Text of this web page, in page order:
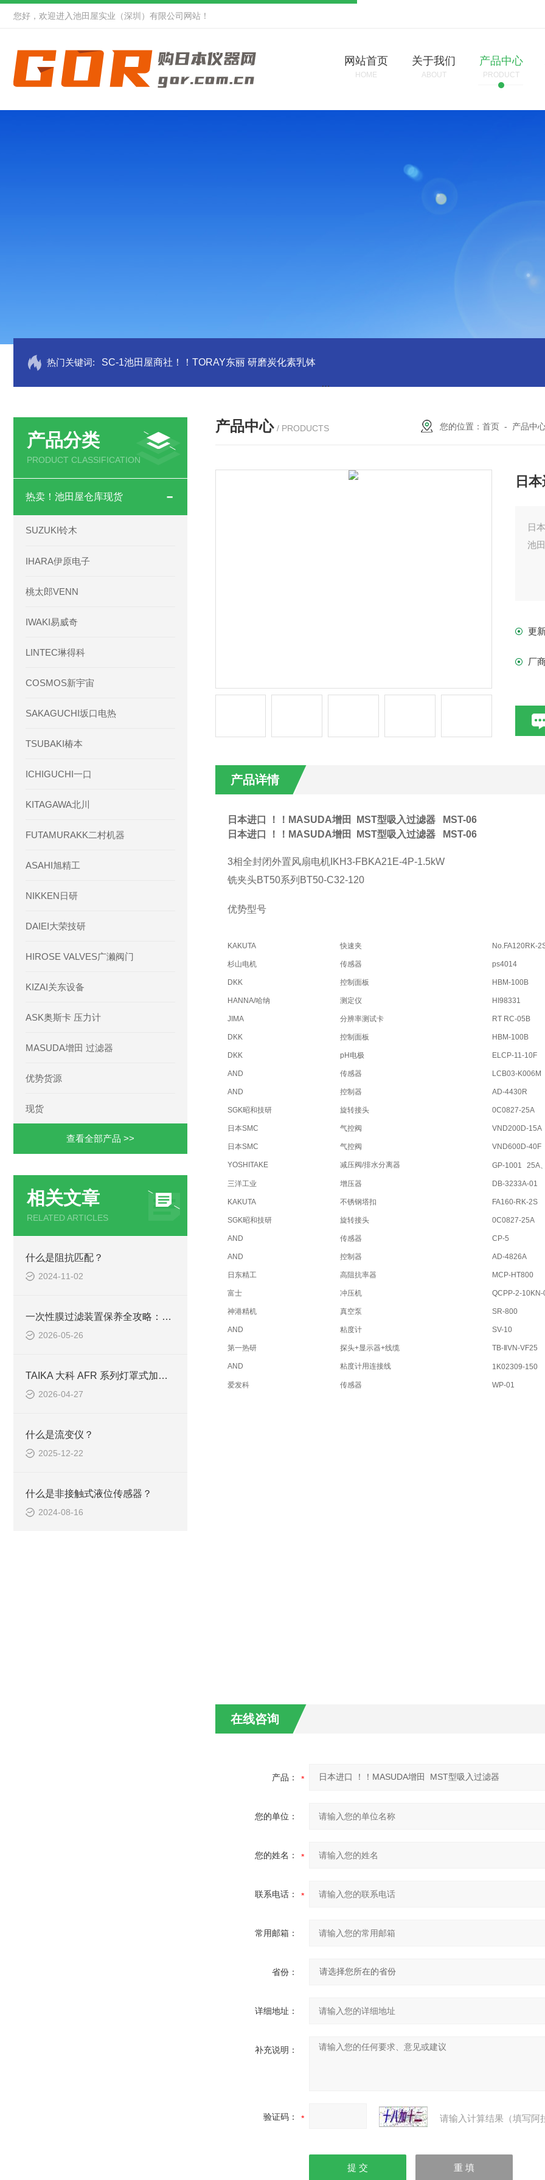
您好，欢迎进入池田屋实业（深圳）有限公司网站！
网站首页
HOME
关于我们
ABOUT
产品中心
PRODUCT
热门关键词: SC-1池田屋商社！！TORAY东丽 研磨炭化素乳钵 AGB-K-0.2-C01-H03池田屋！！TORAY东丽 TZP
产品分类
PRODUCT CLASSIFICATION
热卖！池田屋仓库现货
SUZUKI铃木
IHARA伊原电子
桃太郎VENN
IWAKI易威奇
LINTEC琳得科
COSMOS新宇宙
SAKAGUCHI坂口电热
TSUBAKI椿本
ICHIGUCHI一口
KITAGAWA北川
FUTAMURAKK二村机器
ASAHI旭精工
NIKKEN日研
DAIEI大荣技研
HIROSE VALVES广濑阀门
KIZAI关东设备
ASK奥斯卡 压力计
MASUDA增田 过滤器
优势货源
现货
查看全部产品 >>
相关文章
RELATED ARTICLES
什么是阻抗匹配？
2024-11-02
一次性膜过滤装置保养全攻略：简单几步，让设备稳定又耐用！
2026-05-26
TAIKA 大科 AFR 系列灯罩式加热器选型指南 —— 从 100mL 到 3L 全覆盖
2026-04-27
什么是流变仪？
2025-12-22
什么是非接触式液位传感器？
2024-08-16
产品中心 / PRODUCTS 您的位置：首页 - 产品中
日
日
池
更
厂
产品详情
日本进口 ！！MASUDA增田 MST型吸入过滤器 MST-06
日本进口 ！！MASUDA增田 MST型吸入过滤器 MST-06
3相全封闭外置风扇电机IKH3-FBKA21E-4P-1.5kW
铣夹头BT50系列 BT50-C32-120
优势型号
KAKUTA 快速夹 No.FA120RK-
杉山电机 传感器 ps4014
DKK 控制面板 HBM-100B
HANNA/哈纳 测定仪 HI98331
JIMA 分辨率测试卡 RT RC-05B
DKK 控制面板 HBM-100B
DKK pH电极 ELCP-11-10F
AND 传感器 LCB03-K006M
AND 控制器 AD-4430R
SGK昭和技研 旋转接头 0C0827-25A
日本SMC 气控阀 VND200D-15A
日本SMC 气控阀 VND600D-40F
YOSHITAKE 减压阀/排水分离器 GP-1001 25A
三洋工业 增压器 DB-3233A-01
KAKUTA 不锈钢塔扣 FA160-RK-2S
SGK昭和技研 旋转接头 0C0827-25A
AND 传感器 CP-5
AND 控制器 AD-4826A
日东精工 高阻抗率器 MCP-HT800
富士 冲压机 QCPP-2-10KN-
神港精机 真空泵 SR-800
AND 粘度计 SV-10
第一热研 探头+显示器+线缆 TB-ⅡVN-VF25
AND 粘度计用连接线 1K02309-150
爱发科 传感器 WP-01
在线咨询
产品：
您的单位：
您的姓名：
联系电话：
常用邮箱：
省份：
详细地址：
补充说明：
验证码： 请输入计算结果（填写阿